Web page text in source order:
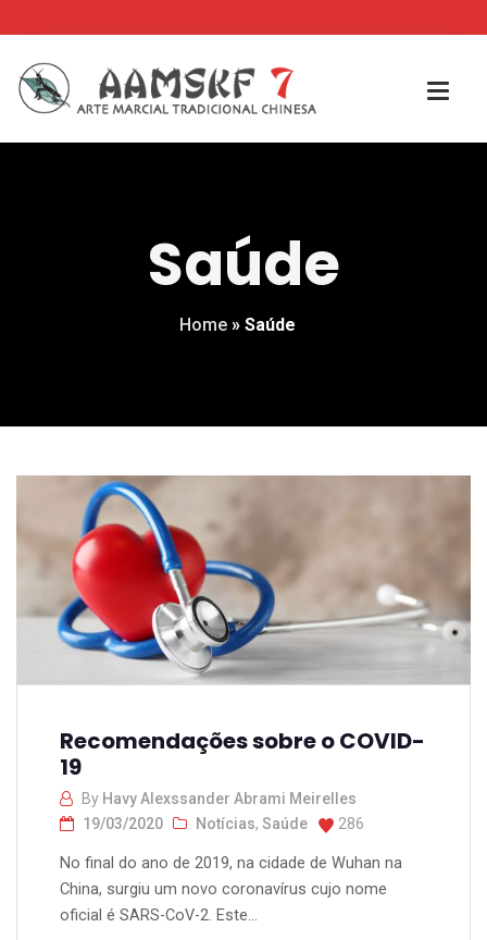
Saúde
Home» Saúde
Recomendações sobre o COVID-
19
By Havy Alexssander Abrami Meirelles
19/03/2020
Notícias,Saúde 286
No final do ano de 2019, na cidade de Wuhan na
China, surgiu um novo coronavírus cujo nome
oficial é SARS-CoV-2. Este...